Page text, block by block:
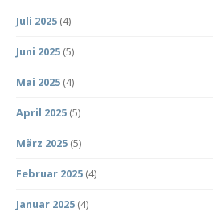
Juli 2025 (4)
Juni 2025 (5)
Mai 2025 (4)
April 2025 (5)
März 2025 (5)
Februar 2025 (4)
Januar 2025 (4)